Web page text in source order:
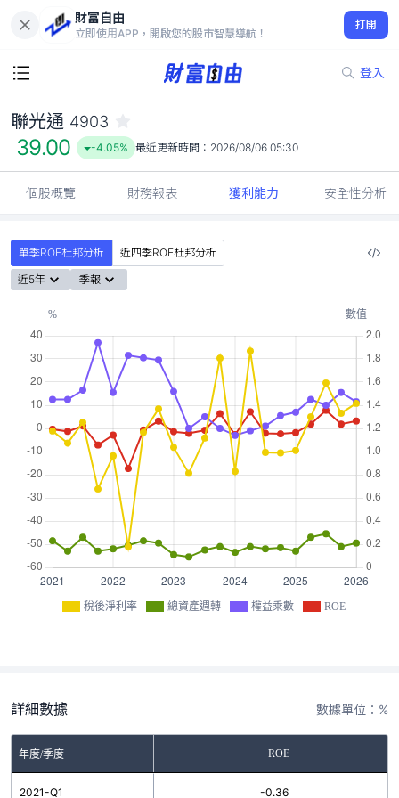
財富自由
立即使用APP，開啟您的股市智慧導航！
打開
登入
39.00
-4.05%
聯光通 4903
39.00 -4.05% 最近更新時間： 2026/08/06 05:30
個股概覽 財務報表 獲利能力 安全性分析
單季ROE杜邦分析
近四季ROE杜邦分析
近5年
季報
稅後淨利率 總資產週轉 權益乘數 ROE
詳細數據 數據單位：%
年度/季度 ROE
2021-Q1 -0.36